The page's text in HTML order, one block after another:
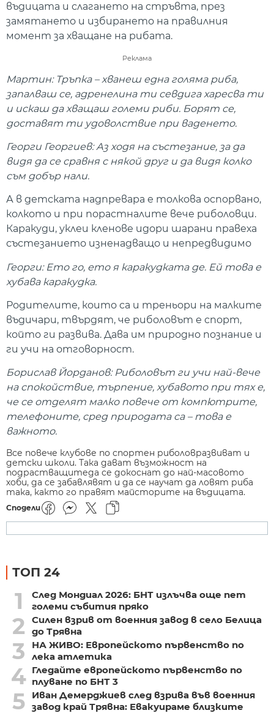
въдицата и слагането на стръвта, през
замятането и избирането на правилния
момент за хващане на рибата.
Реклама
Мартин: Тръпка – хванеш една голяма риба,
запалваш се, адренелина ти севдига харесва ти
и искаш да хващаш големи риби. Борят се,
доставят ти удоволствие при ваденето.
Георги Георгиев: Аз ходя на състезание, за да
видя да се сравня с някой друг и да видя колко
съм добър нали.
А в детската надпревара е толкова оспорвано,
колкото и при порастналите вече риболовци.
Каракуди, уклеи кленове идори шарани правеха
състезанието изненадващо и непредвидимо
Георги: Ето го, ето я каракудката де. Ей това е
хубава каракудка.
Родителите, които са и треньори на малките
въдичари, твърдят, че риболовът е спорт,
който ги развива. Дава им природно познание и
ги учи на отговорност.
Борислав Йорданов: Риболовът ги учи най-вече
на спокойствие, търпение, хубавото при тях е,
че се отделят малко повече от компютрите,
телефоните, сред природата са – това е
важното.
Все повече клубове по спортен риболовразвиват и
детски школи. Така дават възможност на
подрастващитеда се докоснат до най-масовото
хоби, да се забавлявят и да се научат да ловят риба
така, както го правят майсторите на въдицата.
Сподели
ТОП 24
1
След Мондиал 2026: БНТ излъчва още пет
големи събития пряко
2
Силен взрив от военния завод в село Белица
до Трявна
3
НА ЖИВО: Европейското първенство по
лека атлетика
4 Гледайте европейското първенство по
плуване по БНТ 3
5
Иван Демерджиев след взрива във военния
завод край Трявна: Евакуираме близките